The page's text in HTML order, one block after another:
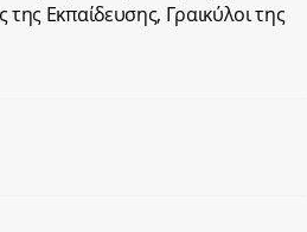
Εκπαίδευσης, Γραικύλοι της